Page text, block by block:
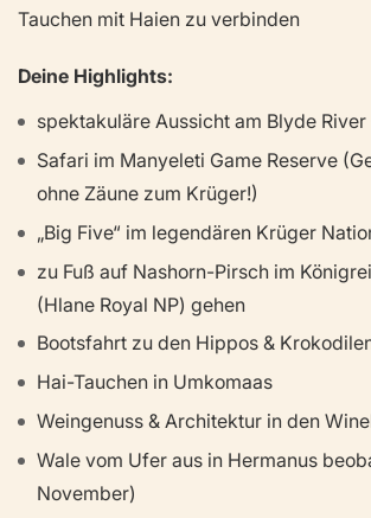
Tauchen mit Haien zu verbinden
Deine Highlights:
spektakuläre Aussicht am Blyde
Safari im Manyeleti Game Reserve
ohne Zäune zum Krüger!)
„Big Five“ im legendären Krüger
zu Fuß auf Nashorn-Pirsch im
(Hlane Royal NP) gehen
Bootsfahrt zu den Hippos &
Hai-Tauchen in Umkomaas
Weingenuss & Architektur in den
Wale vom Ufer aus in Hermanus
November)